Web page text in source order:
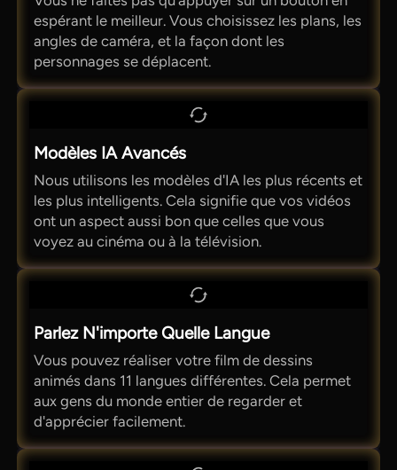
espérant le meilleur. Vous choisissez les plans, les
angles de caméra, et la façon dont les
personnages se déplacent.
Modèles IA Avancés
Nous utilisons les modèles d'IA les plus récents et
les plus intelligents. Cela signifie que vos vidéos
ont un aspect aussi bon que celles que vous
voyez au cinéma ou à la télévision.
Parlez N'importe Quelle Langue
Vous pouvez réaliser votre film de dessins
animés dans 11 langues différentes. Cela permet
aux gens du monde entier de regarder et
d'apprécier facilement.